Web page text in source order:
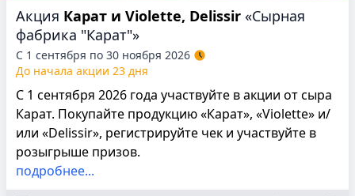
Акция Карат и Violette, Delissir «Сырная
фабрика "Карат"»
С 1 сентября по 30 ноября 2026
До начала акции 23 дня
С 1 сентября 2026 года участвуйте в акции от сыра
Карат. Покупайте продукцию «Карат», «Violette» и/
или «Delissir», регистрируйте чек и участвуйте в
розыгрыше призов.
подробнее...